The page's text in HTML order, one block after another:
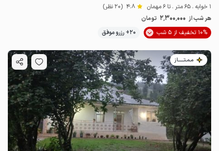
1 خوابه . 65 متر . تا 6 مهمان 4.8 (20 نظر)
هر شب از 2٬300٬000 تومان
10% تخفیف از 5 شب
20+ رزرو موفق
مـمـتــــــاز